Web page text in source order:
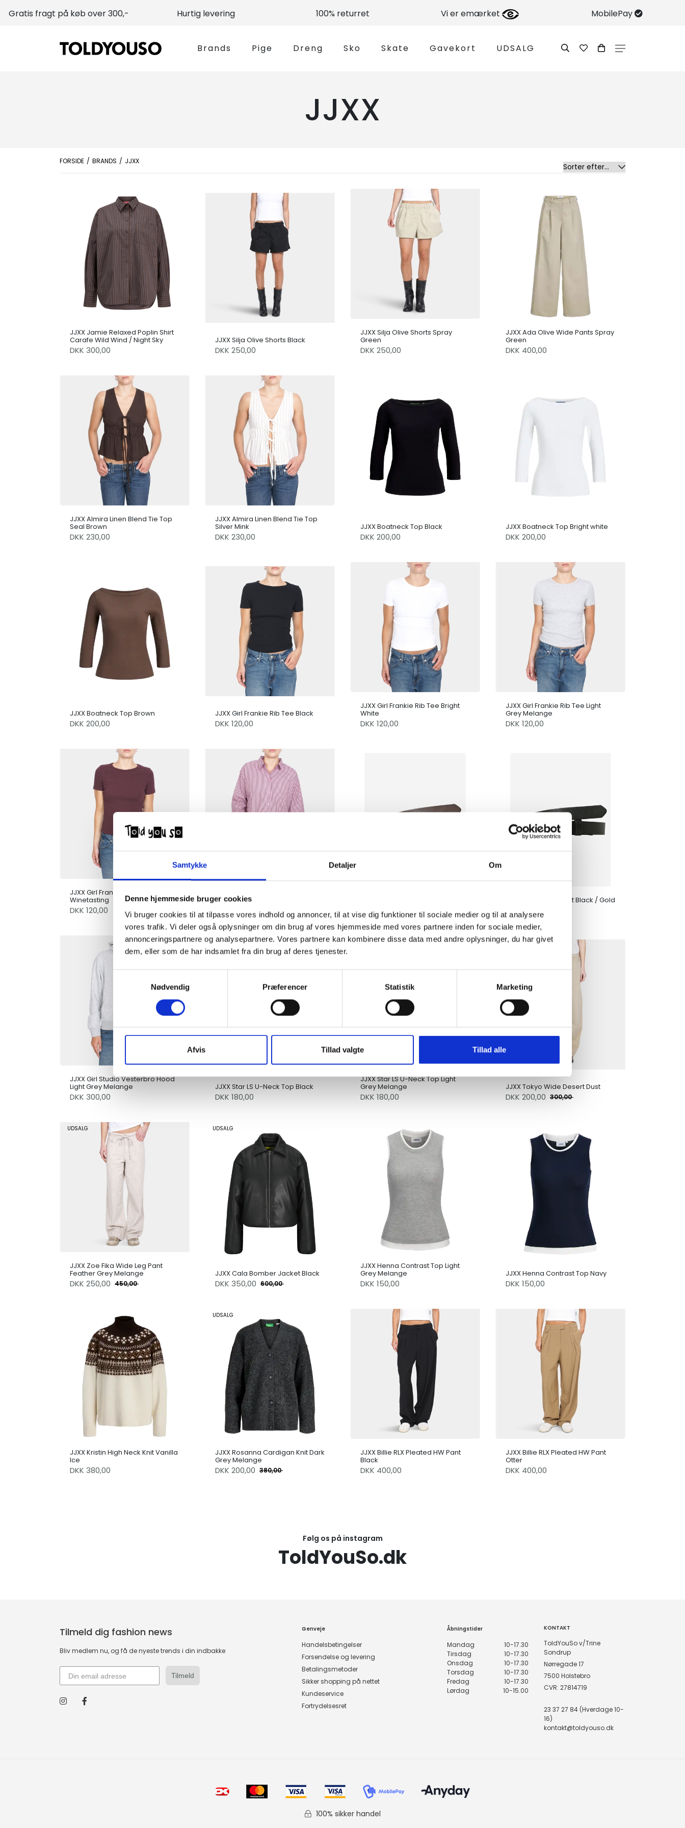
Samtykke Detaljer Om
Denne hjemmeside bruger cookies
Vi bruger cookies til at tilpasse vores indhold og annoncer, til at vise dig funktioner til sociale medier og til at analysere
vores trafik. Vi deler også oplysninger om din brug af vores hjemmeside med vores partnere inden for sociale medier,
annonceringspartnere og analysepartnere. Vores partnere kan kombinere disse data med andre oplysninger, du har givet
dem, eller som de har indsamlet fra din brug af deres tjenester.
Nødvendig
Præferencer Statistik Marketing
Afvis Tillad valgte Tillad alle
Gratis fragt på køb over 300,- Hurtig levering 100% returret Vi er emærket MobilePay
Brands Pige Dreng Sko Skate Gavekort UDSALG
JJXX
FORSIDE BRANDS JJXX
JJXX Jamie Relaxed Poplin Shirt
Carafe Wild Wind / Night Sky
DKK 300,00
JJXX Silja Olive Shorts Black
DKK 250,00
JJXX Silja Olive Shorts Spray
Green
DKK 250,00
JJXX Ada Olive Wide Pants Spray
Green
DKK 400,00
JJXX Almira Linen Blend Tie Top
Seal Brown
DKK 230,00
JJXX Almira Linen Blend Tie Top
Silver Mink
DKK 230,00
JJXX Boatneck Top Black
DKK 200,00
JJXX Boatneck Top Bright white
DKK 200,00
JJXX Boatneck Top Brown
DKK 200,00
JJXX Girl Frankie Rib Tee Black
DKK 120,00
JJXX Girl Frankie Rib Tee Bright
White
DKK 120,00
JJXX Girl Frankie Rib Tee Light
Grey Melange
DKK 120,00
JJXX Girl Frankie Rib Tee
Winetasting
DKK 120,00
Orchid Smoke
DKK 100,00
JJXX Girl Jessica Belt Black / Gold
DKK 100,00
JJXX Girl Studio Vesterbro Hood
Light Grey Melange
DKK 300,00
JJXX Star LS U-Neck Top Black
DKK 180,00
JJXX Star LS U-Neck Top Light
Grey Melange
DKK 180,00
UDSALG
JJXX Tokyo Wide Desert Dust
DKK 200,00 300,00
UDSALG
JJXX Zoe Fika Wide Leg Pant
Feather Grey Melange
DKK 250,00 450,00
UDSALG
JJXX Cala Bomber Jacket Black
DKK 350,00 600,00
JJXX Henna Contrast Top Light
Grey Melange
DKK 150,00
JJXX Henna Contrast Top Navy
DKK 150,00
JJXX Kristin High Neck Knit Vanilla
Ice
DKK 380,00
UDSALG
JJXX Rosanna Cardigan Knit Dark
Grey Melange
DKK 200,00 380,00
JJXX Billie RLX Pleated HW Pant
Black
DKK 400,00
JJXX Billie RLX Pleated HW Pant
Otter
DKK 400,00
Følg os på instagram
ToldYouSo.dk
Tilmeld dig fashion news
Bliv medlem nu, og få de nyeste trends i din indbakke
Tilmeld
Genveje
Handelsbetingelser
Forsendelse og levering
Betalingsmetoder
Sikker shopping på nettet
Kundeservice
Fortrydelsesret
Åbningstider
Mandag
10-17.30
Tirsdag
10-17.30
Onsdag
10-17.30
Torsdag
10-17.30
Fredag
10-17.30
Lørdag
10-15.00
KONTAKT
ToldYouSo v/Trine
Sondrup
Nørregade 17
7500 Holstebro
CVR: 27814719
23 37 27 84 (Hverdage 10-
16)
kontakt@toldyouso.dk
100% sikker handel